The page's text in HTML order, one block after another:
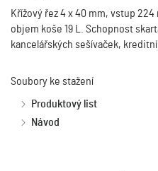
Křížový řez 4 x 40 mm, vstup
objem koše 19 L. Schopnost
kancelářských sešívaček, kreditní
Soubory ke stažení
Produktový list
Návod